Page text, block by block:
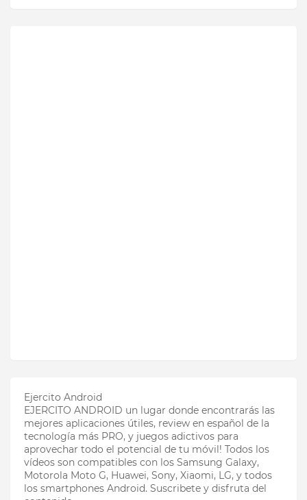
Ejercito Android
EJERCITO ANDROID un lugar donde encontrarás las
mejores aplicaciones útiles, review en español de la
tecnología más PRO, y juegos adictivos para
aprovechar todo el potencial de tu móvil! Todos los
vídeos son compatibles con los Samsung Galaxy,
Motorola Moto G, Huawei, Sony, Xiaomi, LG, y todos
los smartphones Android. Suscribete y disfruta del